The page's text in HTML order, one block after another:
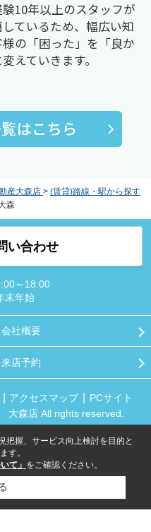
10年以上のスタッフが
ているため、幅広い知
の「困った」を「良か
えていきます。
産大森店 > (賃貸)路線・駅から探す
森
い合わせ
～18:00
末年始
会社概要
来店予約
アクセスマップ
PCサイト
森店 All rights reserved.
把握、サービス向上検討を目的と
す。
て」 をご確認ください。